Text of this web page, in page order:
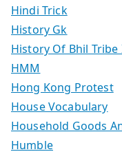
Hindi Trick
History Gk
History Of Bhil Tribe
HMM
Hong Kong Protest
House Vocabulary
Household Goods
Humble